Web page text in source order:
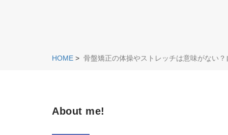
HOME > 骨盤矯正の体操やストレッチは意味がない
About me!